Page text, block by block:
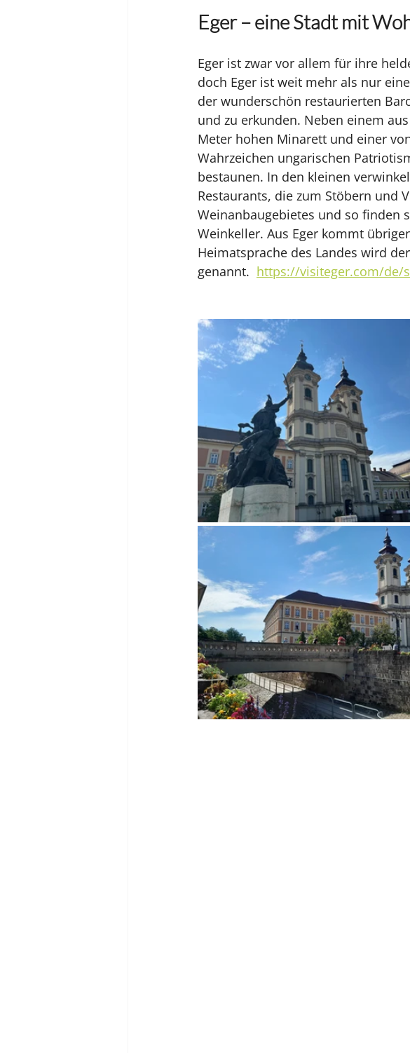
Eger – eine Stadt mit
Eger ist zwar vor allem für ihre
doch Eger ist weit mehr als nur
der wunderschön restaurierten
und zu erkunden. Neben einem
Meter hohen Minarett und einer
Wahrzeichen ungarischen
bestaunen. In den kleinen
Restaurants, die zum Stöbern und
Weinanbaugebietes und so finden
Weinkeller. Aus Eger kommt
Heimatsprache des Landes wird
genannt. https://visiteger.com/de/